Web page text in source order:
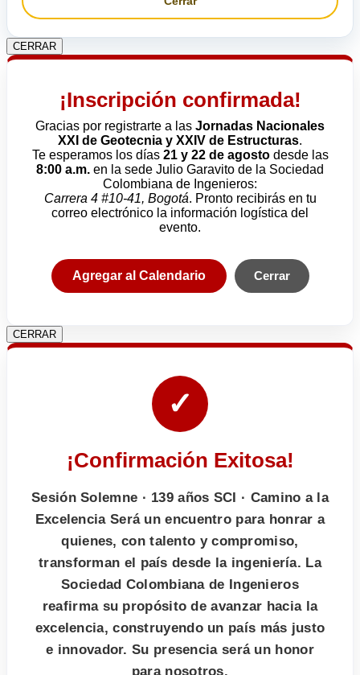
CERRAR
¡Inscripción confirmada!
Gracias por registrarte a las Jornadas Nacionales
XXI de Geotecnia y XXIV de Estructuras.
Te esperamos los días 21 y 22 de agostodesde las
8:00 a.m. en la sede Julio Garavito de la Sociedad
Colombiana de Ingenieros:
Carrera 4 #10-41, Bogotá. Pronto recibirás en tu
correo electrónico la información logística del
evento.
Agregar al Calendario Cerrar
CERRAR
✓
¡Confirmación Exitosa!
Sesión Solemne · 139 años SCI · Camino a la
Excelencia Será un encuentro para honrar a
quienes, con talento y compromiso,
transforman el país desde la ingeniería. La
Sociedad Colombiana de Ingenieros
reafirma su propósito de avanzar hacia la
excelencia, construyendo un país más justo
e innovador. Su presencia será un honor
para nosotros.